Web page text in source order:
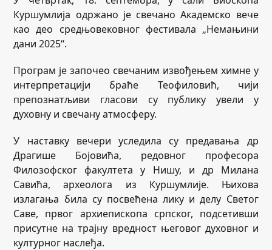
Куршумлија одржано је свечано Академско вече
као део средњовековног фестивала „Немањини
дани 2025“.
Програм је започео свечаним извођењем химне у
интерпретацији браће Теофиловић, чији
препознатљиви гласови су публику увели у
духовну и свечану атмосферу.
У наставку вечери уследила су предавања др
Драгише Бојовића, редовног професора
Филозофског факултета у Нишу, и др Милана
Савића, археолога из Куршумлије. Њихова
излагања била су посвећена лику и делу Светог
Саве, првог архиепископа српског, подсетивши
присутне на трајну вредност његовог духовног и
културног наслеђа.